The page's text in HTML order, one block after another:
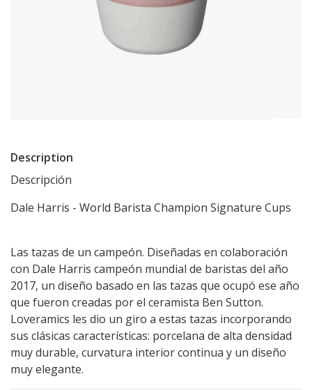
Description
Descripción
Dale Harris - World Barista Champion Signature Cups
Las tazas de un campeón. Diseñadas en colaboración
con Dale Harris campeón mundial de baristas del año
2017, un diseño basado en las tazas que ocupó ese año
que fueron creadas por el ceramista Ben Sutton.
Loveramics les dio un giro a estas tazas incorporando
sus clásicas características: porcelana de alta densidad
muy durable, curvatura interior continua y un diseño
muy elegante.